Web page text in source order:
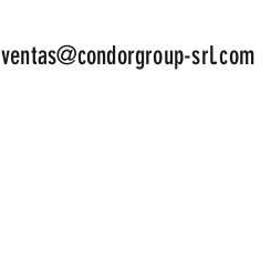
ventas@condorgroup-srl.com